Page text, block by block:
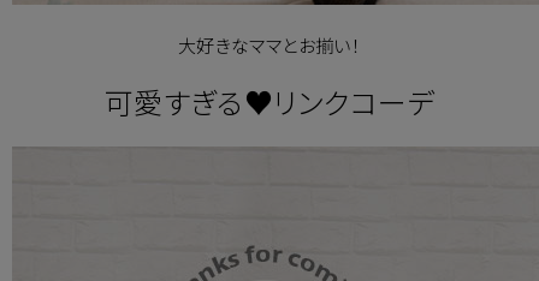
大好きなママとお揃い！
可愛すぎる♥リンクコーデ